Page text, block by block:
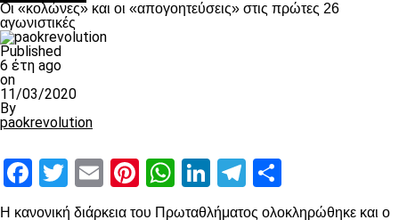
Οι «κολώνες» και οι «απογοητεύσεις» στις πρώτες 26
αγωνιστικές
Published
6 έτη ago
on
11/03/2020
By
paokrevolution
Facebook
Twitter
EmailPinterest
WhatsApp
LinkedIn
Telegram
Η κανονική διάρκεια του Πρωταθλήματος ολοκληρώθηκε και ο